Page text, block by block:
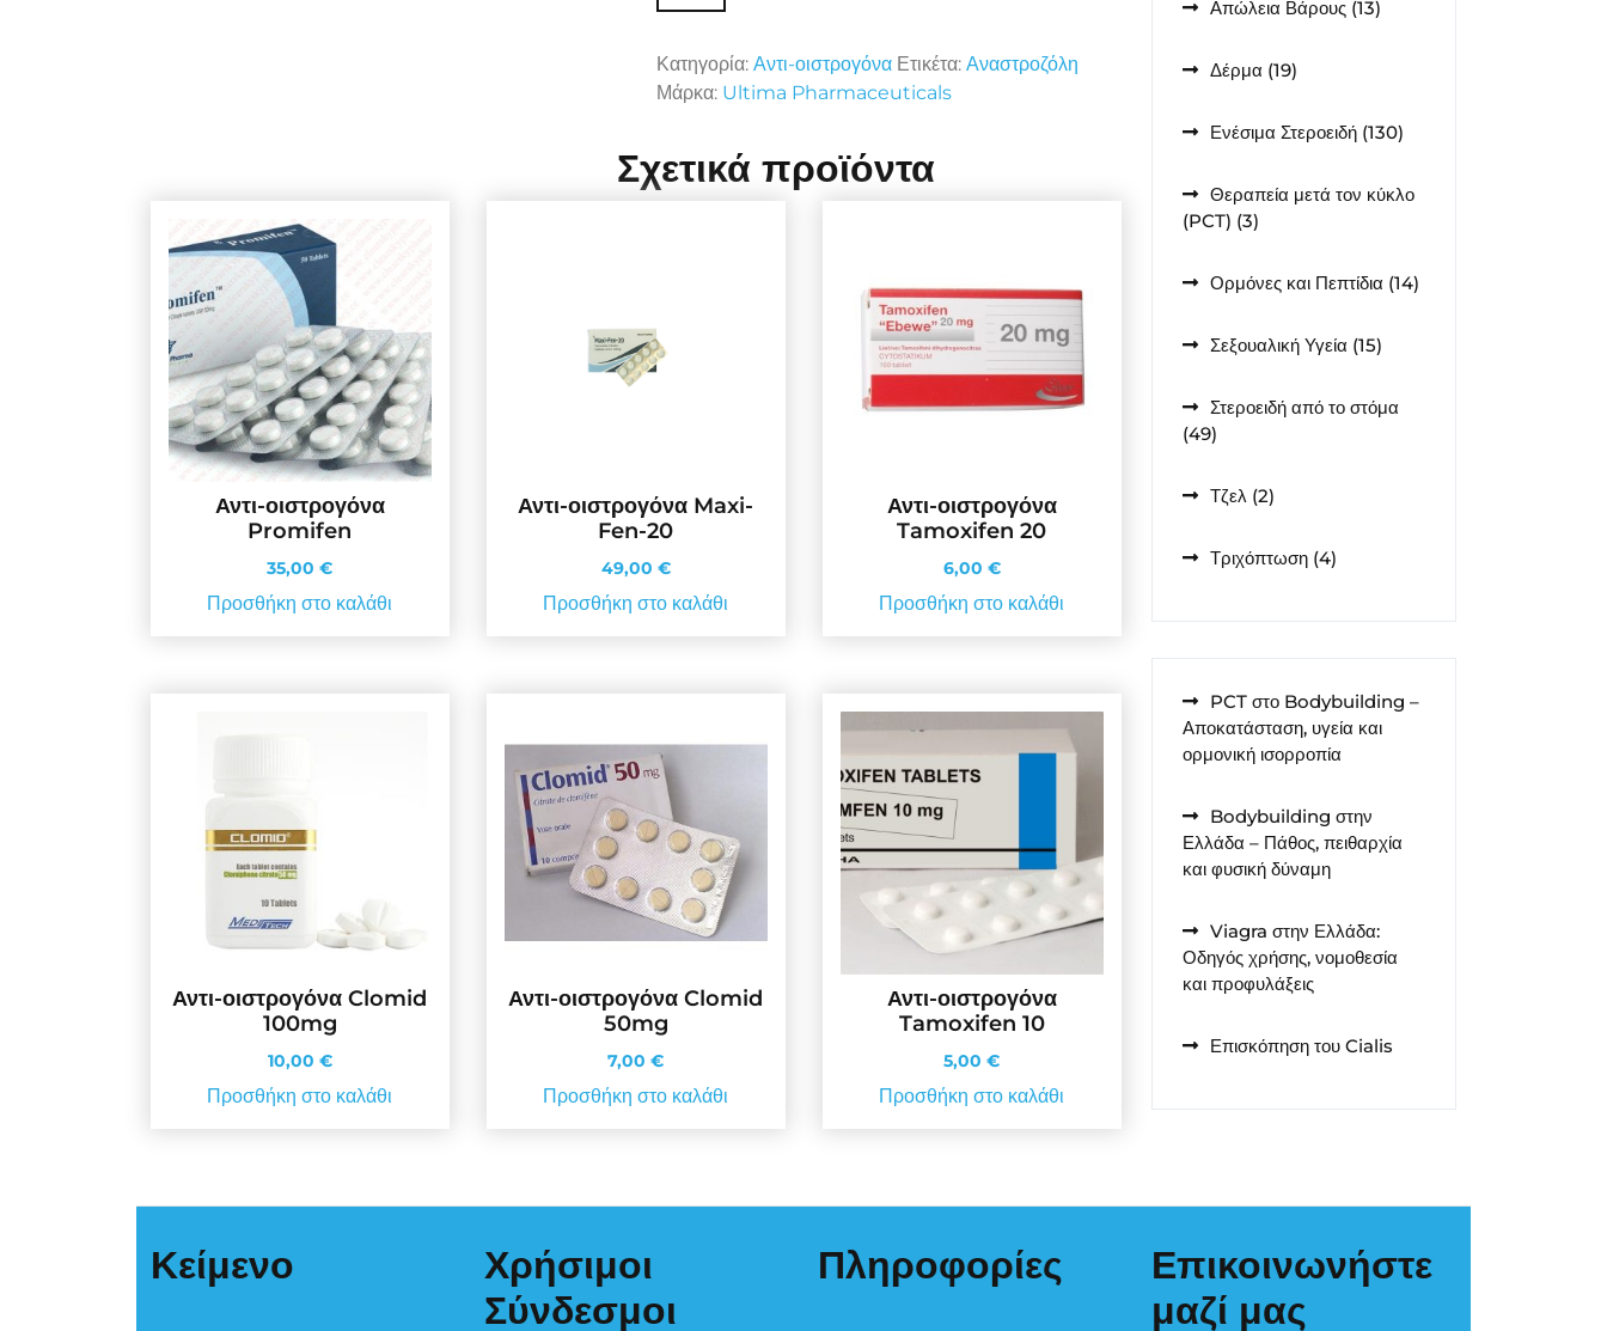
Κατηγορία: Αντι-οιστρογόνα Ετικέτα: Αναστροζόλη
Μάρκα: Ultima Pharmaceuticals
Σχετικά προϊόντα
Αντι-οιστρογόνα
Promifen
35,00€
Προσθήκη στο καλάθι
Αντι-οιστρογόνα Maxi-
Fen-20
49,00 €
Προσθήκη στο καλάθι
Αντι-οιστρογόνα
Tamoxifen 20
6,00 €
Προσθήκη στο καλάθι
Αντι-οιστρογόνα Clomid
100mg
10,00 €
Προσθήκη στο καλάθι
Αντι-οιστρογόνα Clomid
50mg
7,00€
Προσθήκη στο καλάθι
Αντι-οιστρογόνα
Tamoxifen 10
5,00€
Προσθήκη στο καλάθι
Απώλεια Βάρους 1313
Δέρμα 1919
Ενέσιμα Στεροειδή 130130
Θεραπεία μετά τον κύκλο
(PCT) 33
Ορμόνες και Πεπτίδια 1414
Σεξουαλική Υγεία 1515
Στεροειδή από το στόμα
4949
Τζελ 22
Τριχόπτωση 44
PCT στο Bodybuilding –
Αποκατάσταση, υγεία και
ορμονική ισορροπία
Bodybuilding στην
Ελλάδα – Πάθος, πειθαρχία
και φυσική δύναμη
Viagra στην Ελλάδα:
Οδηγός χρήσης, νομοθεσία
και προφυλάξεις
Επισκόπηση του Cialis
Κείμενο
Χρήσιμοι
Σύνδεσμοι
Πληροφορίες
Επικοινωνήστε
μαζί μας